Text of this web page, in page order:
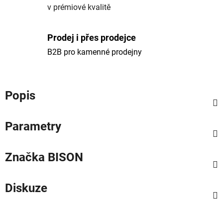
v prémiové kvalitě
Prodej i přes prodejce
B2B pro kamenné prodejny
Popis
Parametry
Značka BISON
Diskuze